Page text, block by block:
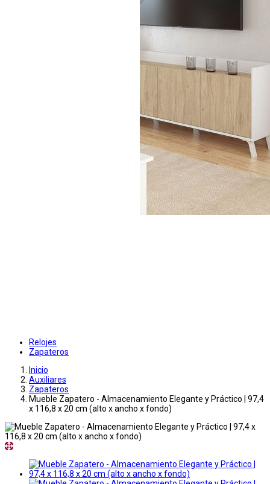
Relojes
Zapateros
Inicio
Auxiliares
Zapateros
Mueble Zapatero - Almacenamiento Elegante y Práctico | 97,4
x 116,8 x 20 cm (alto x ancho x fondo)